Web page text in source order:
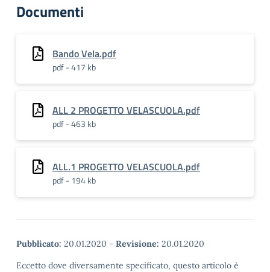
Documenti
Bando Vela.pdf
pdf - 417 kb
ALL 2 PROGETTO VELASCUOLA.pdf
pdf - 463 kb
ALL.1 PROGETTO VELASCUOLA.pdf
pdf - 194 kb
Pubblicato: 20.01.2020 - Revisione: 20.01.2020
Eccetto dove diversamente specificato, questo articolo è